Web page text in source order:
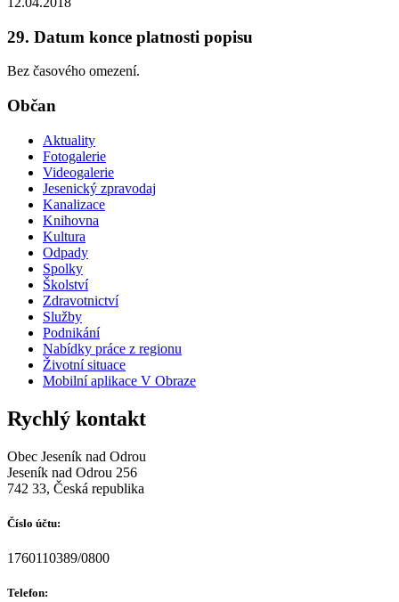
29. Datum konce platnosti popisu
Bez časového omezení.
Občan
Aktuality
Fotogalerie
Videogalerie
Jesenický zpravodaj
Kanalizace
Knihovna
Kultura
Odpady
Spolky
Školství
Zdravotnictví
Služby
Podnikání
Nabídky práce z regionu
Životní situace
Mobilní aplikace V Obraze
Rychlý kontakt
Obec Jeseník nad Odrou
Jeseník nad Odrou 256
742 33, Česká republika
Číslo účtu:
1760110389/0800
Telefon: